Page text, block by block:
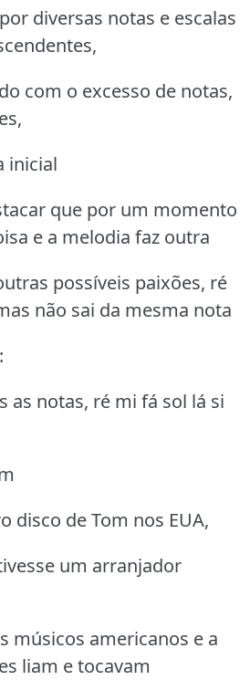
diversas notas e escalas
com o excesso de notas,
inicial
que por um momento
e a melodia faz outra
possíveis paixões, ré
não sai da mesma nota
as notas, ré mi fá sol lá si
disco de Tom nos EUA,
um arranjador
músicos americanos e a
liam e tocavam